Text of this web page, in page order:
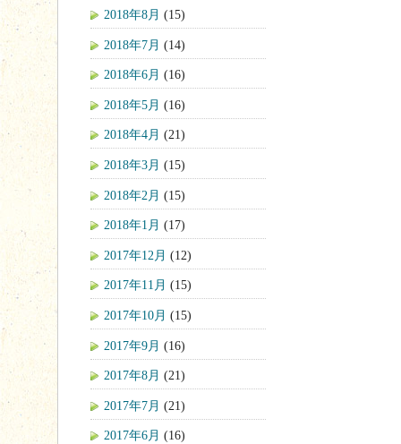
2018年8月 (15)
2018年7月 (14)
2018年6月 (16)
2018年5月 (16)
2018年4月 (21)
2018年3月 (15)
2018年2月 (15)
2018年1月 (17)
2017年12月 (12)
2017年11月 (15)
2017年10月 (15)
2017年9月 (16)
2017年8月 (21)
2017年7月 (21)
2017年6月 (16)